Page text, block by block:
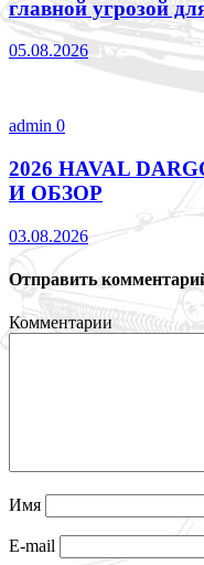
главной угрозой
05.08.2026
admin 0
2026 HAVAL
И ОБЗОР
03.08.2026
Отправить
Комментарии
Имя
E-mail